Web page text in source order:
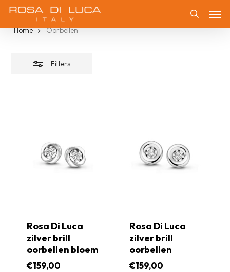
Skip
main
Oorbellen
Home Oorbellen
Filters
Filters
Rosa Di Luca
zilver brill
oorbellen bloem
€159,00
Rosa Di Luca
zilver brill
oorbellen
€159,00